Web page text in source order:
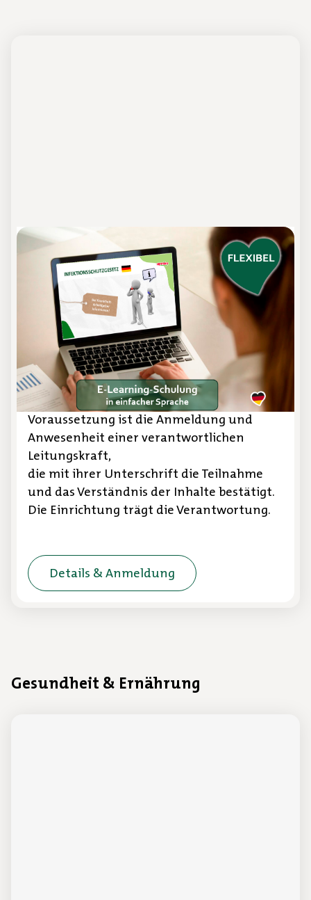
Hygiene-Schulung nach DIN 10514
in einfacher Sprache
E-Learning-Schulung
Das E-Learning „Hygieneschulung in
einfacher Sprache“ richtet sich an
Menschen mit Lernschwierigkeiten oder
geringen Deutschkenntnissen.
Voraussetzung ist die Anmeldung und
Anwesenheit einer verantwortlichen
Leitungskraft,
die mit ihrer Unterschrift die Teilnahme
und das Verständnis der Inhalte bestätigt.
Die Einrichtung trägt die Verantwortung.
Details & Anmeldung
Gesundheit & Ernährung